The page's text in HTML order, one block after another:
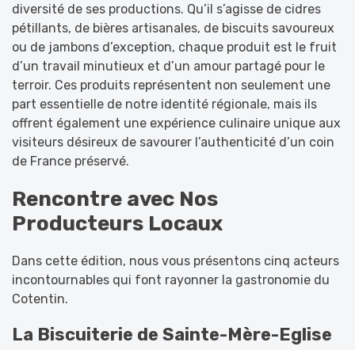
diversité de ses productions. Qu’il s’agisse de cidres
pétillants, de bières artisanales, de biscuits savoureux
ou de jambons d’exception, chaque produit est le fruit
d’un travail minutieux et d’un amour partagé pour le
terroir. Ces produits représentent non seulement une
part essentielle de notre identité régionale, mais ils
offrent également une expérience culinaire unique aux
visiteurs désireux de savourer l’authenticité d’un coin
de France préservé.
Rencontre avec Nos
Producteurs Locaux
Dans cette édition, nous vous présentons cinq acteurs
incontournables qui font rayonner la gastronomie du
Cotentin.
La Biscuiterie de Sainte-Mère-Eglise